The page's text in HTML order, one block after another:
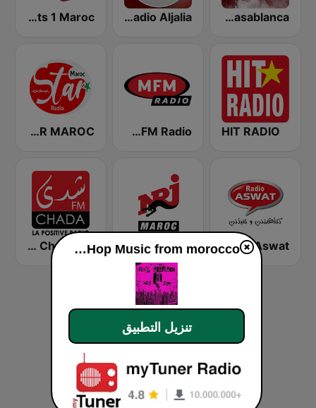
Skyrock Casablanca Radio Aljalia - راديو الجالية Hits 1 Maroc
HIT RADIO MFM Radio (مفم راديو) RADIO STAR MAROC (راديو سطار)
Aswat (أصوات) NRJ Maroc Chada FM (شدى فم) Rap Lbeldi Maroc | Hip Hop Music from morocco
تنزيل التطبيق